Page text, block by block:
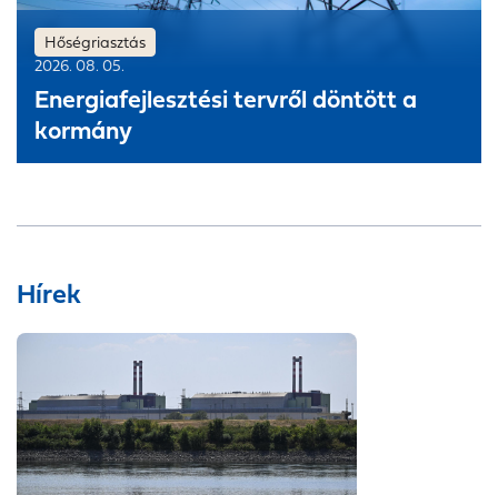
Hőségriasztás
2026. 08. 05.
Energiafejlesztési tervről döntött a
kormány
Hírek